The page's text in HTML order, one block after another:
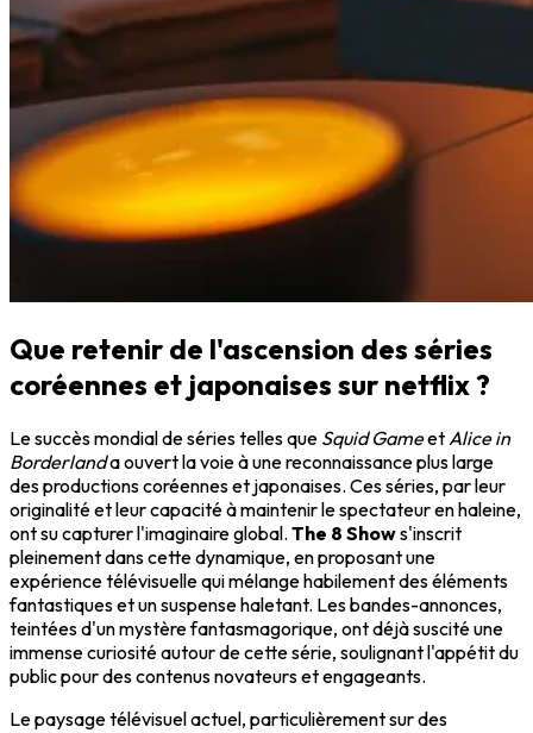
Que retenir de l'ascension des séries
coréennes et japonaises sur netflix ?
Le succès mondial de séries telles que Squid GameetAlice in
Borderlanda ouvert la voie à une reconnaissance plus large
des productions coréennes et japonaises. Ces séries, par leur
originalité et leur capacité à maintenir le spectateur en haleine,
ont su capturer l'imaginaire global. The 8 Shows'inscrit
pleinement dans cette dynamique, en proposant une
expérience télévisuelle qui mélange habilement des éléments
fantastiques et un suspense haletant. Les bandes-annonces,
teintées d'un mystère fantasmagorique, ont déjà suscité une
immense curiosité autour de cette série, soulignant l'appétit du
public pour des contenus novateurs et engageants.
Le paysage télévisuel actuel, particulièrement sur des